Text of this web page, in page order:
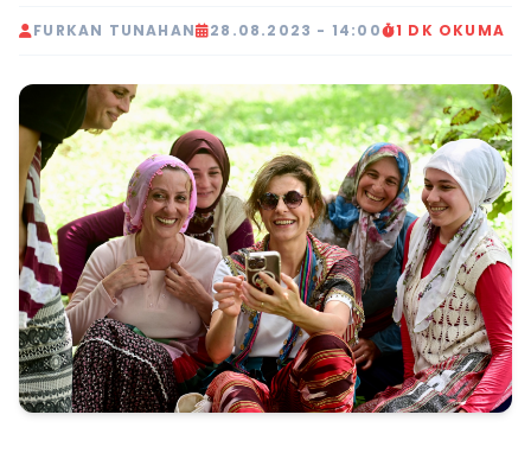
FURKAN TUNAHAN 28.08.2023 - 14:00 1 DK OKUMA